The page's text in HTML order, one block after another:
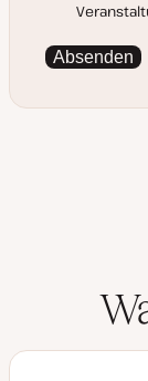
Absenden